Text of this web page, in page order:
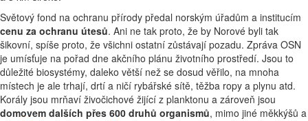
Světový fond na ochranu přírody předal norským úřadům a institucím
cenu za ochranu útesů. Ani ne tak proto, že by Norové byli tak
šikovní, spíše proto, že všichni ostatní zůstávají pozadu. Zpráva OSN
je umísťuje na pořad dne akčního plánu životního prostředí. Jsou to
důležité biosystémy, daleko větší než se dosud věřilo, na mnoha
místech je ale trhají, drtí a ničí rybářské sítě, těžba ropy a plynu atd.
Korály jsou mrňaví živočichové žijící z planktonu a zároveň jsou
domovem dalších přes 600 druhů organismů, mimo jiné měkkýšů a